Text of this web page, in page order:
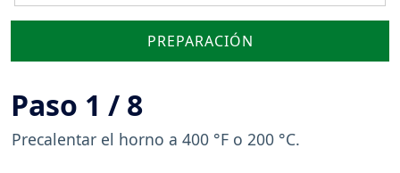
PREPARACIÓN
Paso 1 / 8
Precalentar el horno a 400 °F o 200 °C.